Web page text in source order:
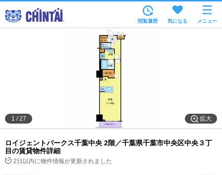
沿線・駅から
住所から
家賃相場から
通勤通学時間から
物件特集から
不動産会社から
TOP
閲覧履歴 気になる メニュー
拡大
1 /27
ロイジェントパークス千葉中央 2階／千葉県千葉市中央区中央３丁
目の賃貸物件詳細
2日以内に物件情報が更新されました